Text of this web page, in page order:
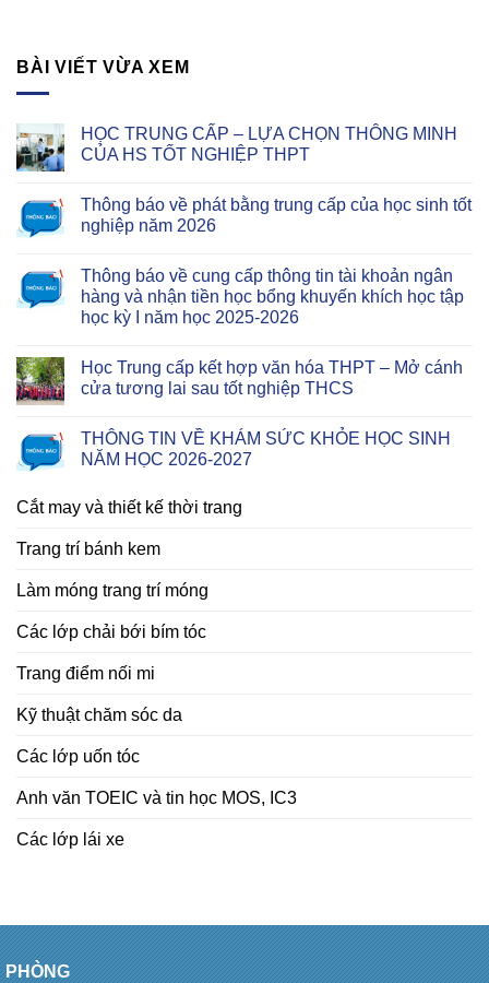
BÀI VIẾT VỪA XEM
HỌC TRUNG CẤP – LỰA CHỌN THÔNG MINH
CỦA HS TỐT NGHIỆP THPT
Thông báo về phát bằng trung cấp của học sinh tốt
nghiệp năm 2026
Thông báo về cung cấp thông tin tài khoản ngân
hàng và nhận tiền học bổng khuyến khích học tập
học kỳ I năm học 2025-2026
Học Trung cấp kết hợp văn hóa THPT – Mở cánh
cửa tương lai sau tốt nghiệp THCS
THÔNG TIN VỀ KHÁM SỨC KHỎE HỌC SINH
NĂM HỌC 2026-2027
Cắt may và thiết kế thời trang
Trang trí bánh kem
Làm móng trang trí móng
Các lớp chải bới bím tóc
Trang điểm nối mi
Kỹ thuật chăm sóc da
Các lớp uốn tóc
Anh văn TOEIC và tin học MOS, IC3
Các lớp lái xe
PHÒNG